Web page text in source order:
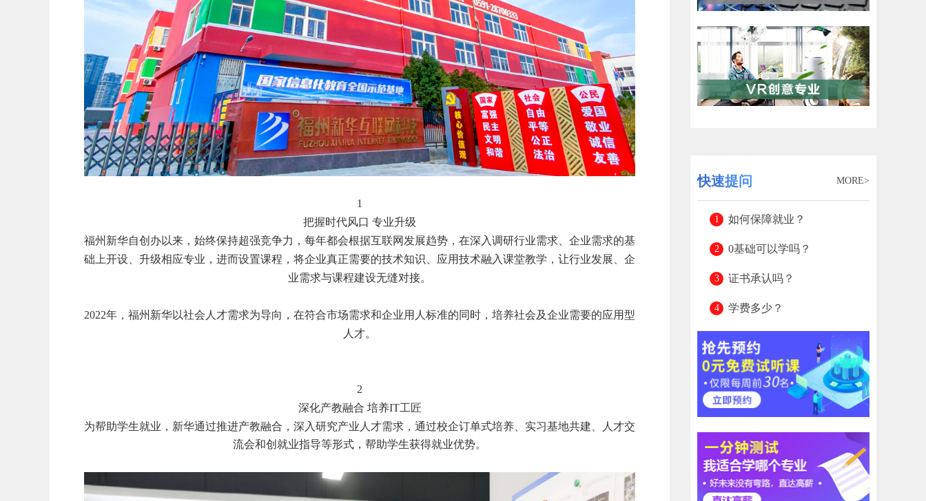
1
把握时代风口 专业升级
福州新华自创办以来，始终保持超强竞争力，每年都会根据互联网发展趋势，在深入调研行业需求、企业需求的基
础上开设、升级相应专业，进而设置课程，将企业真正需要的技术知识、应用技术融入课堂教学，让行业发展、企
业需求与课程建设无缝对接。
2022年，福州新华以社会人才需求为导向，在符合市场需求和企业用人标准的同时，培养社会及企业需要的应用型
人才。
2
深化产教融合 培养IT工匠
为帮助学生就业，新华通过推进产教融合，深入研究产业人才需求，通过校企订单式培养、实习基地共建、人才交
流会和创就业指导等形式，帮助学生获得就业优势。
快速提问 MORE>
如何保障就业？
0基础可以学吗？
证书承认吗？
学费多少？